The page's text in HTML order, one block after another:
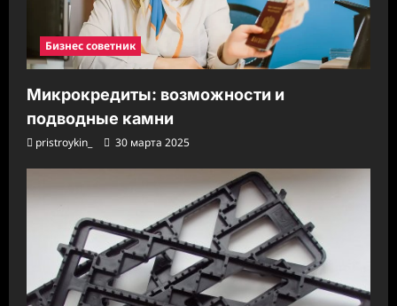
Бизнес советник
Микрокредиты: возможности и
подводные камни
pristroykin_ 30 марта 2025